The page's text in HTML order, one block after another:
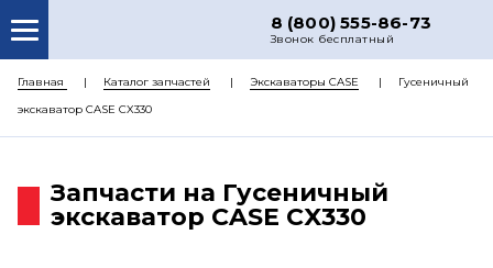
8 (800) 555-86-73
Звонок бесплатный
О НАС
ДОСТАВКА
Главная Каталог запчастей Экскаваторы CASE
Гусеничный
экскаватор CASE CX330
Запчасти на Гусеничный
экскаватор CASE CX330